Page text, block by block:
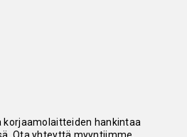
hankintaa
Ota yhteyttä myyntiimme.